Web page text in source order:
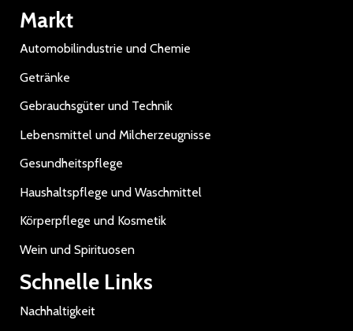
Markt
Automobilindustrie und Chemie
Getränke
Gebrauchsgüter und Technik
Lebensmittel und Milcherzeugnisse
Gesundheitspflege
Haushaltspflege und Waschmittel
Körperpflege und Kosmetik
Wein und Spirituosen
Schnelle Links
Nachhaltigkeit